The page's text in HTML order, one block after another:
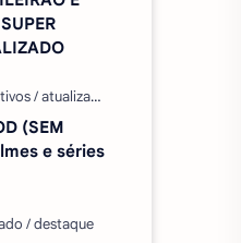
(SEM
e séries